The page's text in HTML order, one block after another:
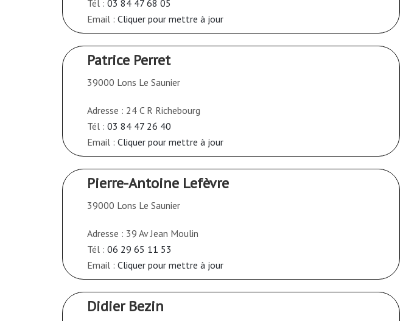
Tél : 03 84 47 68 05
Email : Cliquer pour mettre à jour
Patrice Perret
39000 Lons Le Saunier
Adresse : 24 C R Richebourg
Tél : 03 84 47 26 40
Email : Cliquer pour mettre à jour
Pierre-Antoine Lefèvre
39000 Lons Le Saunier
Adresse : 39 Av Jean Moulin
Tél : 06 29 65 11 53
Email : Cliquer pour mettre à jour
Didier Bezin